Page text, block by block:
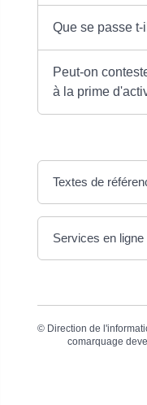
Que se passe
Peut-on
à la prime
Textes de
Services en
© Direction de
comarquage